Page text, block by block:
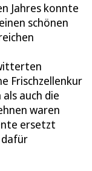
Jahres konnte
schönen
Frischzellenkur
auch die
waren
ersetzt